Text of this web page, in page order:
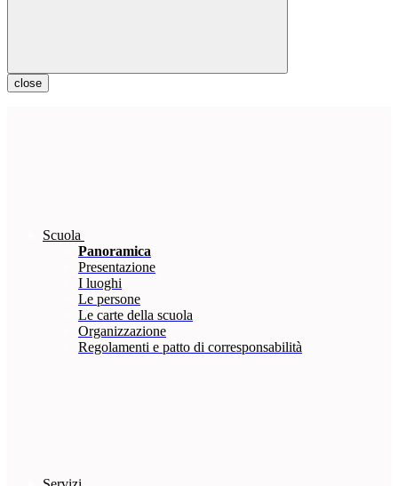
close
Scuola
Panoramica
Presentazione
I luoghi
Le persone
Le carte della scuola
Organizzazione
Regolamenti e patto di corresponsabilità